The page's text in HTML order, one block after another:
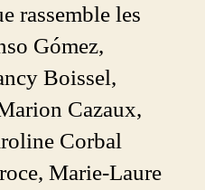
rassemble les
Gómez,
Boissel,
Cazaux,
Corbal
Marie-Laure